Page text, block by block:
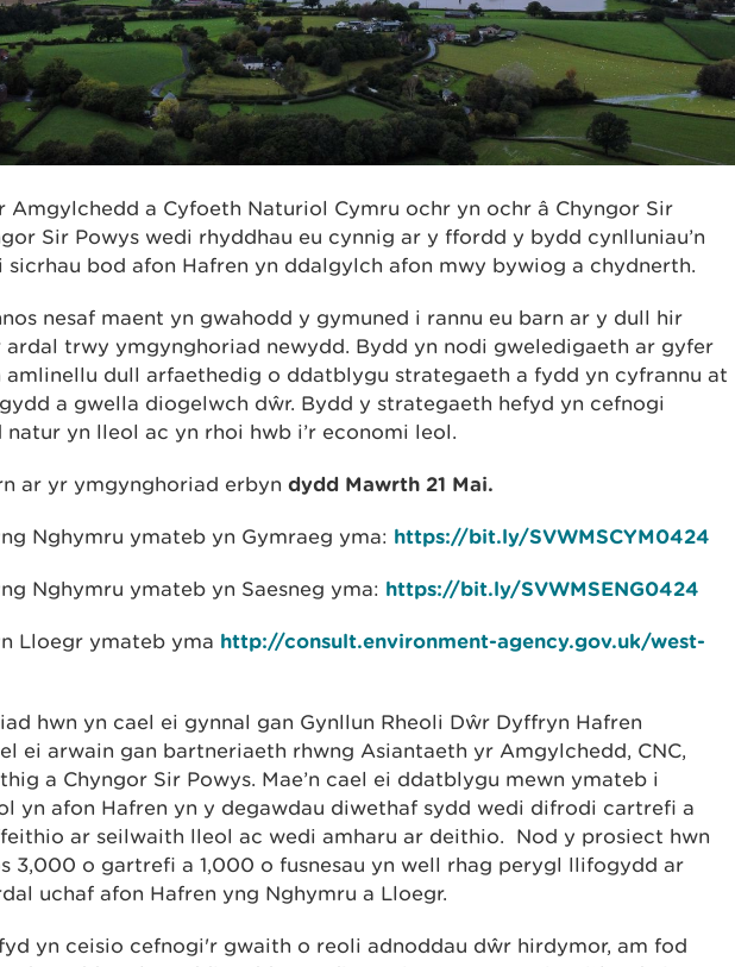
Amgylchedd a Cyfoeth Naturiol Cymru ochr yn ochr â Chyngor Sir
Sir Powys wedi rhyddhau eu cynnig ar y ffordd y bydd cynlluniau’n
sicrhau bod afon Hafren yn ddalgylch afon mwy bywiog a chydnerth.
nesaf maent yn gwahodd y gymuned i rannu eu barn ar y dull hir
trwy ymgynghoriad newydd. Bydd yn nodi gweledigaeth ar gyfer
amlinellu dull arfaethedig o ddatblygu strategaeth a fydd yn cyfrannu at
a gwella diogelwch dŵr. Bydd y strategaeth hefyd yn cefnogi
natur yn lleol ac yn rhoi hwb i’r economi leol.
ar yr ymgynghoriad erbyn dydd Mawrth 21 Mai.
Nghymru ymateb yn Gymraeg yma: https://bit.ly/SVWMSCYM0424
Nghymru ymateb yn Saesneg yma: https://bit.ly/SVWMSENG0424
Lloegr ymateb yma http://consult.environment-agency.gov.uk/west-
hwn yn cael ei gynnal gan Gynllun Rheoli Dŵr Dyffryn Hafren
ei arwain gan bartneriaeth rhwng Asiantaeth yr Amgylchedd, CNC,
a Chyngor Sir Powys. Mae’n cael ei ddatblygu mewn ymateb i
yn afon Hafren yn y degawdau diwethaf sydd wedi difrodi cartrefi a
ar seilwaith lleol ac wedi amharu ar deithio. Nod y prosiect hwn
3,000 o gartrefi a 1,000 o fusnesau yn well rhag perygl llifogydd ar
uchaf afon Hafren yng Nghymru a Lloegr.
yn ceisio cefnogi'r gwaith o reoli adnoddau dŵr hirdymor, am fod